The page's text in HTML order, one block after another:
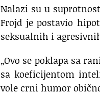
Nalazi su u
Frojd je postavio
seksualnih i
„Ovo se poklapa sa
sa koeficijentom
vole crni humor